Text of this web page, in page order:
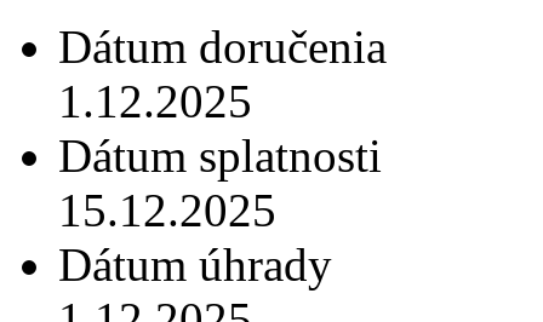
Dátum doručenia
1.12.2025
Dátum splatnosti
15.12.2025
Dátum úhrady